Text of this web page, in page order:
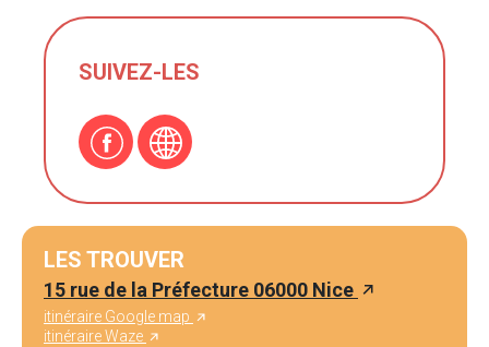
SUIVEZ-LES
LES TROUVER
15 rue de la Préfecture 06000 Nice
itinéraire Google map
itinéraire Waze